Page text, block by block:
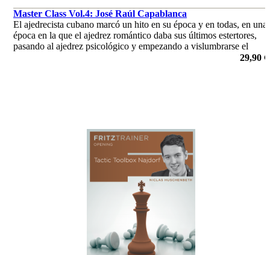
Master Class Vol.4: José Raúl Capablanca
El ajedrecista cubano marcó un hito en su época y en todas, en una
época en la que el ajedrez romántico daba sus últimos estertores,
pasando al ajedrez psicológico y empezando a vislumbrarse el
29,90 €